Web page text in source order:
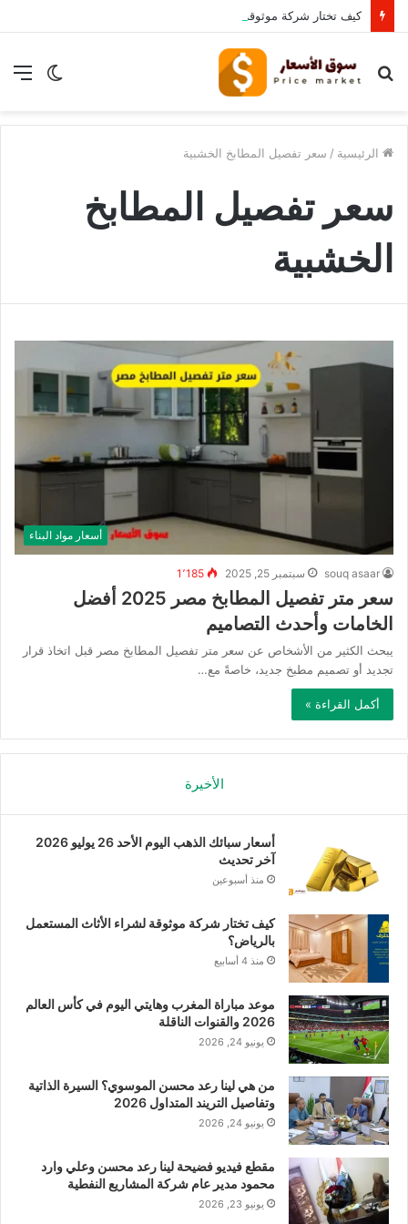
كيف تختار شركة موثوقة لشراء الأثاث المستعمل بالرياض؟
الوضع
بحث
الرئيسية / سعر تفصيل المطابخ الخشبية
سعر تفصيل المطابخ
الخشبية
أسعار مواد البناء
souq asaar سبتمبر 25, 2025 1٬185
سعر متر تفصيل المطابخ مصر 2025 أفضل
الخامات وأحدث التصاميم
يبحث الكثير من الأشخاص عن سعر متر تفصيل المطابخ مصر قبل اتخاذ قرار
تجديد أو تصميم مطبخ جديد، خاصةً مع…
أكمل القراءة »
الأخيرة
أسعار سبائك الذهب اليوم الأحد 26 يوليو 2026
آخر تحديث
منذ أسبوعين
كيف تختار شركة موثوقة لشراء الأثاث المستعمل
بالرياض؟
منذ 4 أسابيع
موعد مباراة المغرب وهايتي اليوم في كأس العالم
2026 والقنوات الناقلة
يونيو 24, 2026
من هي لينا رعد محسن الموسوي؟ السيرة الذاتية
وتفاصيل التريند المتداول 2026
يونيو 24, 2026
مقطع فيديو فضيحة لينا رعد محسن وعلي وارد
محمود مدير عام شركة المشاريع النفطية
يونيو 23, 2026